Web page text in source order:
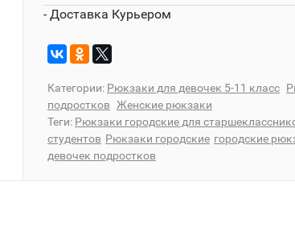
- Доставка Курьером
Категории: Рюкзаки для девочек 5-11 класс
подростков Женские рюкзаки
Теги: Рюкзаки городские для
студентов Рюкзаки городские городские
девочек подростков